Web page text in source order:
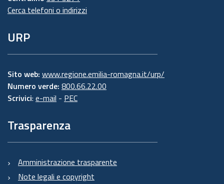
Cerca telefoni o indirizzi
URP
Sito web: www.regione.emilia-romagna.it/urp/
Numero verde: 800.66.22.00
Scrivici: e-mail - PEC
Trasparenza
Amministrazione trasparente
Note legali e copyright